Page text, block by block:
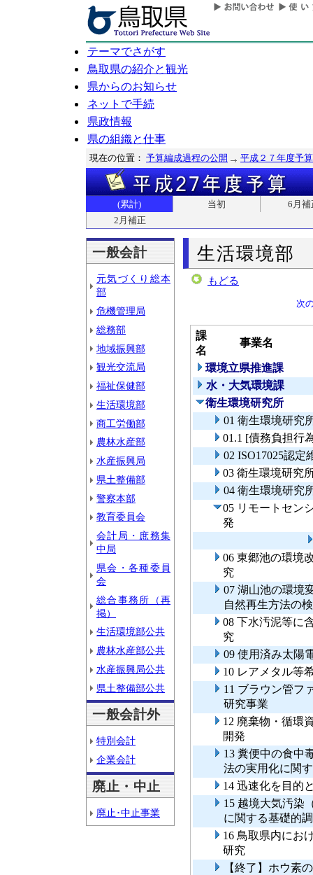
テーマでさがす
鳥取県の紹介と観光
県からのお知らせ
ネットで手続
県政情報
県の組織と仕事
現在の位置： 予算編成過程の公開 平成２７年度予算
(累計) 当初
6月補
2月補正
一般会計
元気づくり総本
部
危機管理局
総務部
地域振興部
観光交流局
福祉保健部
生活環境部
商工労働部
農林水産部
水産振興局
県土整備部
警察本部
教育委員会
会計局・庶務集
中局
県会・各種委員
会
総合事務所（再
掲）
生活環境部公共
農林水産部公共
水産振興局公共
県土整備部公共
一般会計外
特別会計
企業会計
廃止・中止
廃止･中止事業
生活環境部
もどる
次
課
名
事業名
環境立県推進課
水・大気環境課
衛生環境研究所
01 衛生環境研究
01.1 [債務負担行
02 ISO17025認
03 衛生環境研究
04 衛生環境研究
05 リモートセン
発
06 東郷池の環境
究
07 湖山池の環境
自然再生方法の
08 下水汚泥等に
究
09 使用済み太陽
10 レアメタル等
11 ブラウン管フ
研究事業
12 廃棄物・循環
開発
13 糞便中の食中
法の実用化に関
14 迅速化を目的
15 越境大気汚染
に関する基礎的
16 鳥取県内にお
研究
【終了】ホウ素